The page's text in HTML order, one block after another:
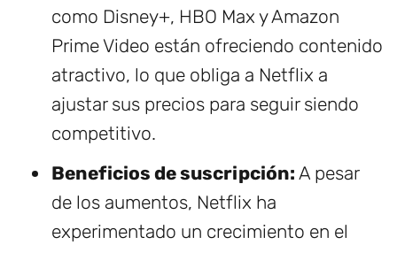
como Disney+, HBO Max y Amazon
Prime Video están ofreciendo contenido
atractivo, lo que obliga a Netflix a
ajustar sus precios para seguir siendo
competitivo.
Beneficios de suscripción: A pesar
de los aumentos, Netflix ha
experimentado un crecimiento en el